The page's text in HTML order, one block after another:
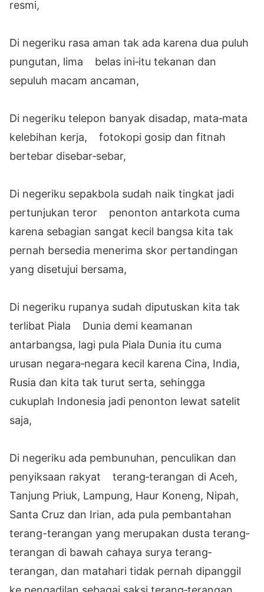
resmi,
Di negeriku rasa aman tak ada karena dua puluh
pungutan, lima belas ini‐itu tekanan dan
sepuluh macam ancaman,
Di negeriku telepon banyak disadap, mata‐mata
kelebihan kerja, fotokopi gosip dan fitnah
bertebar disebar‐sebar,
Di negeriku sepakbola sudah naik tingkat jadi
pertunjukan teror penonton antarkota cuma
karena sebagian sangat kecil bangsa kita tak
pernah bersedia menerima skor pertandingan
yang disetujui bersama,
Di negeriku rupanya sudah diputuskan kita tak
terlibat Piala Dunia demi keamanan
antarbangsa, lagi pula Piala Dunia itu cuma
urusan negara‐negara kecil karena Cina, India,
Rusia dan kita tak turut serta, sehingga
cukuplah Indonesia jadi penonton lewat satelit
saja,
Di negeriku ada pembunuhan, penculikan dan
penyiksaan rakyat terang‐terangan di Aceh,
Tanjung Priuk, Lampung, Haur Koneng, Nipah,
Santa Cruz dan Irian, ada pula pembantahan
terang-terangan yang merupakan dusta terang‐
terangan di bawah cahaya surya terang‐
terangan, dan matahari tidak pernah dipanggil